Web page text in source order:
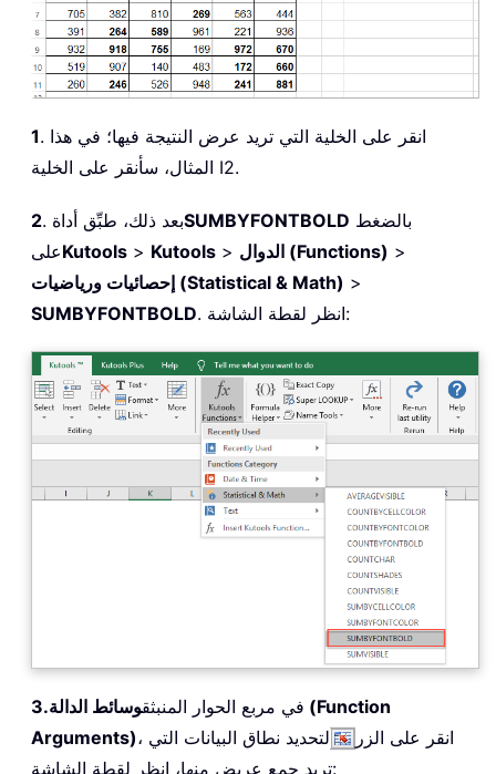
1. انقر على الخلية التي تريد عرض النتيجة فيها؛ في هذا
المثال، سأنقر على الخلية I2.
2 . بعد ذلك، طبِّق أداةSUMBYFONTBOLD
علىKutools > Kutools > الدوال (Functions) >
إحصائيات ورياضيات (Statistical & Math) >
SUMBYFONTBOLD
. انظر لقطة الشاشة:
3. في مربع الحوار المنبثقوسائط الدالة (Function
Arguments)
، انقر على الزر
لتحديد نطاق البيانات التي
تريد جمع عريض منها، انظر لقطة الشاشة: